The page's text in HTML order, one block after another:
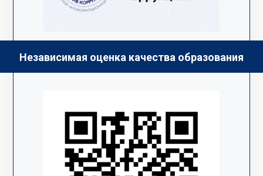
Независимая оценка качества образования